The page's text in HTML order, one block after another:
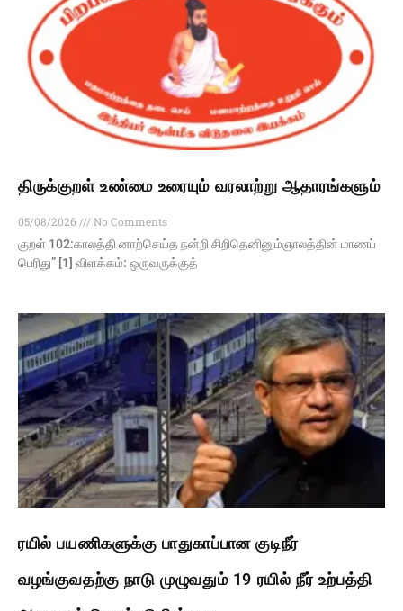
திருக்குறள் உண்மை உரையும் வரலாற்று ஆதாரங்களும்
05/08/2026
No Comments
குறள் 102:காலத்தி னாற்செய்த நன்றி சிறிதெனினும்ஞாலத்தின் மாணப்
பெரிது” [1] விளக்கம்: ஒருவருக்குத்
ரயில் பயணிகளுக்கு பாதுகாப்பான குடிநீர்
வழங்குவதற்கு நாடு முழுவதும் 19 ரயில் நீர் உற்பத்தி